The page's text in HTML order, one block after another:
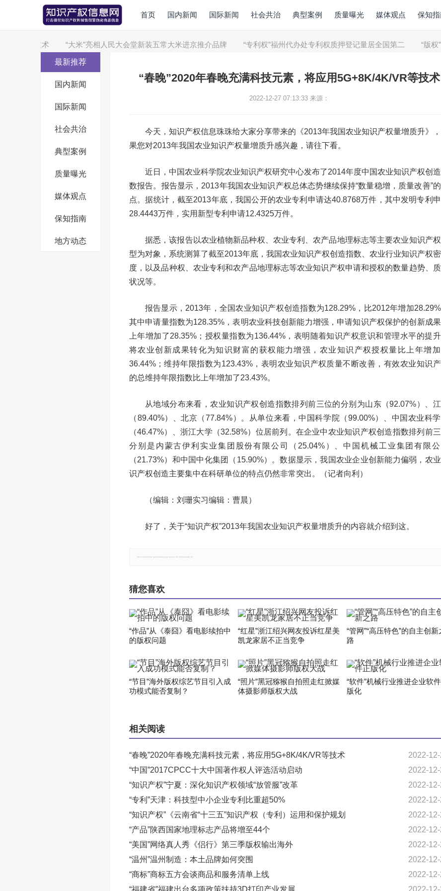
首页 国内新闻 国际新闻 社会共治 典型案例 质量曝光 媒体观点 保知
“大米”亮相人民大会堂新装五常大米进京推介品牌 “专利权”福州代办处专利权质押登记量居全国第二 “版权”
最新推荐
国内新闻
国际新闻
社会共治
典型案例
质量曝光
媒体观点
保知指南
地方动态
“春晚”2020年春晚充满科技元素，将应用5G+8K/4K/VR等技术
2022-12-27 07:13:33 来源：
今天，知识产权信息珠珠给大家分享带来的《2013年我国农业知识产权量增质升》
果您对2013年我国农业知识产权量增质升感兴趣，请往下看。
近日，中国农业科学院农业知识产权研究中心发布了2014年度中国农业知识产权创
数报告。报告显示，2013年我国农业知识产权总体态势继续保持“数量稳增，质量改善”
点。据统计，截至2013年底，我国公开的农业专利申请达40.8768万件，其中发明专利
28.4443万件，实用新型专利申请12.4325万件。
据悉，该报告以农业植物新品种权、农业专利、农产品地理标志等主要农业知识产
型为对象，系统测算了截至2013年底，我国农业知识产权创造指数、农业行业知识产权
度，以及品种权、农业专利和农产品地理标志等农业知识产权申请和授权的数量趋势、
状况等。
报告显示，2013年，全国农业知识产权创造指数为128.29%，比2012年增加28.29%
其中申请量指数为128.35%，表明农业科技创新能力增强，申请知识产权保护的创新成
上年增加了28.35%；授权量指数为136.44%，表明随着知识产权意识和管理水平的提升
将农业创新成果转化为知识财富的获权能力增强，农业知识产权授权量比上年增加
36.44%；维持年限指数为123.43%，表明农业知识产权质量不断改善，有效农业知识
的总维持年限指数比上年增加了23.43%。
从地域分布来看，农业知识产权创造指数排列前三位的分别为山东（92.07%）、
（89.40%）、北京（77.84%）。从单位来看，中国科学院（99.00%）、中国农业科
（46.47%）、浙江大学（32.58%）位居前列。在企业中农业知识产权创造指数排列前
分别是内蒙古伊利实业集团股份有限公司（25.04%）、中国机械工业集团有限公
（21.73%）和中国中化集团（15.90%）。数据显示，我国农业企业创新能力偏弱，农
识产权创造主要集中在科研单位的特点仍然非常突出。（记者向利）
（编辑：刘珊实习编辑：曹晨）
好了，关于“知识产权”2013年我国农业知识产权量增质升的内容就介绍到这。
猜您喜欢
“作品”从《泰囧》看电影续拍中
的版权问题
“红星”浙江绍兴网友投诉红星美
凯龙家居不正当竞争
“管网”“高压特色”的自主创新
路
“节目”海外版权综艺节目引入成
功模式能否复制？
“照片”黑冠猕猴自拍照走红掀媒
体摄影师版权大战
“软件”机械行业推进企业软
版化
相关阅读
“春晚”2020年春晚充满科技元素，将应用5G+8K/4K/VR等技术
2022-
“中国”2017CPCC十大中国著作权人评选活动启动
2022-
“知识产权”宁夏：深化知识产权领域“放管服”改革
2022-
“专利”天津：科技型中小企业专利比重超50%
2022-
“知识产权”《云南省“十三五”知识产权（专利）运用和保护规划
2022-
“产品”陕西国家地理标志产品将增至44个
2022-
“美国”网络真人秀《侣行》第三季版权输出海外
2022-
“温州”温州制造：本土品牌如何突围
2022-
“商标”商标五方会谈商品和服务清单上线
2022-
“福建省”福建出台多项政策扶持3D打印产业发展
2022-